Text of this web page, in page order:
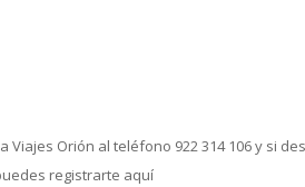
Orión al teléfono 922 314 106 y si
registrarte aquí